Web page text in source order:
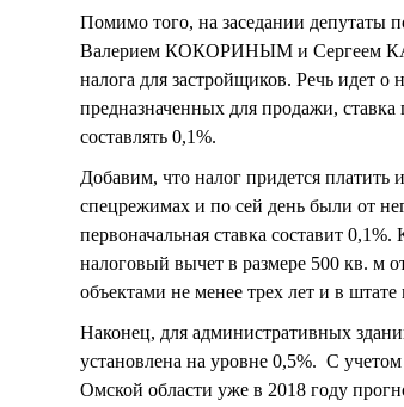
Помимо того, на заседании депутаты
Валерием КОКОРИНЫМ и Сергеем
налога для застройщиков. Речь идет
предназначенных для продажи,
составлять 0,1%.
Добавим, что налог придется платить
спецрежимах и по сей день были от
первоначальная ставка составит
налоговый вычет в размере 500 кв. м
объектами не менее трех лет и в
Наконец, для административных
установлена на уровне 0,5%. С
Омской области уже в 2018 году